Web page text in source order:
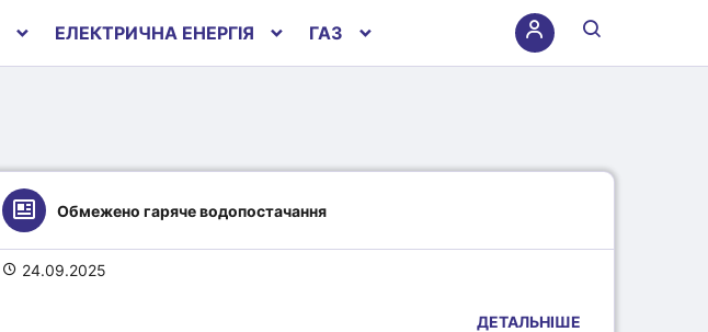
ЕЛЕКТРИЧНА ЕНЕРГІЯ ГАЗ
Обмежено гаряче водопостачання
24.09.2025
ДЕТАЛЬНІШЕ